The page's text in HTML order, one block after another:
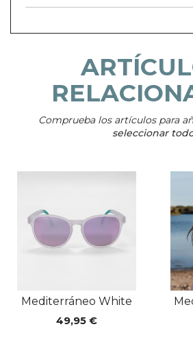
Comprueba los artículos para
seleccionar
Mediterráneo White
49,95 €